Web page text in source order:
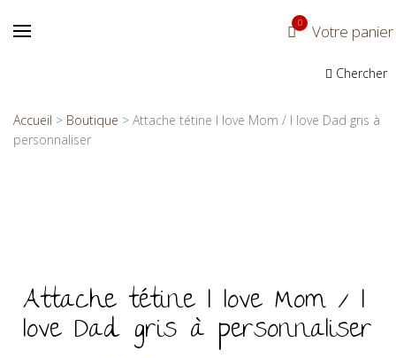
0 Votre panier
Chercher
Accueil > Boutique > Attache tétine I love Mom / I love Dad gris à
personnaliser
Attache tétine I love Mom / I
love Dad gris à personnaliser